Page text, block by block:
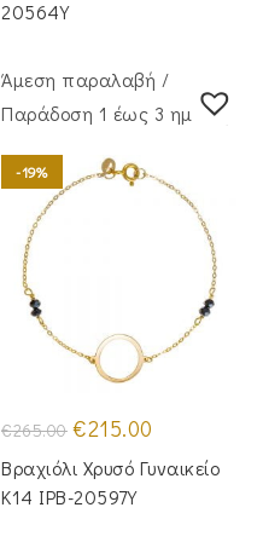
20564Y
Άμεση παραλαβή /
Παράδoση 1 έως 3 ημέρες
-19%
€265.00 Original
price
was:
€265.00.
€215.00
είναι:
Βραχιόλι Χρυσό Γυναικείο
Κ14 IPB-20597Y